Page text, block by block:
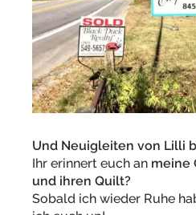
Und Neuigleiten von Lilli
Ihr erinnert euch an meine
und ihren Quilt?
Sobald ich wieder Ruhe